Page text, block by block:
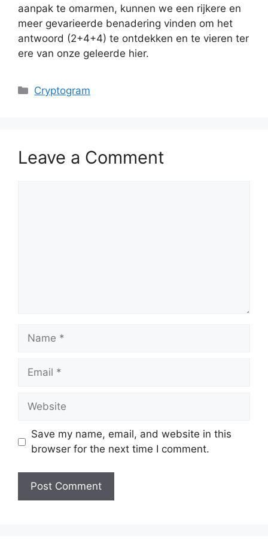
aanpak te omarmen, kunnen we een rijkere en
meer gevarieerde benadering vinden om het
antwoord (2+4+4) te ontdekken en te vieren ter
ere van onze geleerde hier.
Categories
Cryptogram
Leave a Comment
Name
Email
Website
Save my name, email, and website in this
browser for the next time I comment.